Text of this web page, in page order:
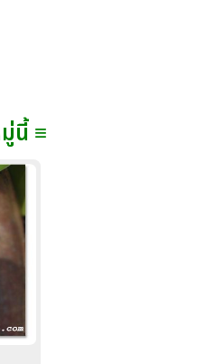
นี้ ≡